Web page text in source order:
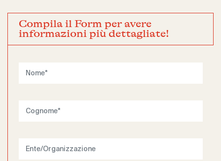
Compila il Form per avere
informazioni più dettagliate!